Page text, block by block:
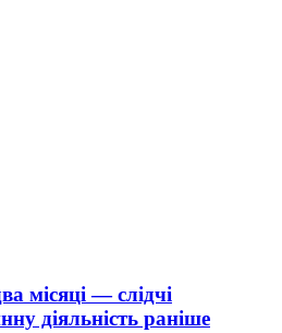
місяці — слідчі
діяльність раніше